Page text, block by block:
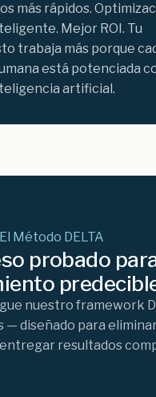
más rápidos.
Mejor ROI. Tu
trabaja más porque
está potenciada
artificial.
El Método DELTA
probado
nuestro framework
— diseñado para
resultados